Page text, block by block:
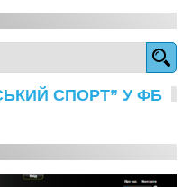
СПОРТ” У ФБ